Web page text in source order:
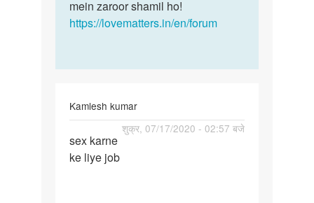
mein zaroor shamil ho!
https://lovematters.in/en/forum
Kamlesh kumar
शुक्र, 07/17/2020 - 02:57 बजे
Boor
chodne
sex karne
ke liye job